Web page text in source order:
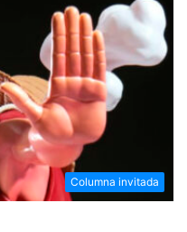
Columna invitada